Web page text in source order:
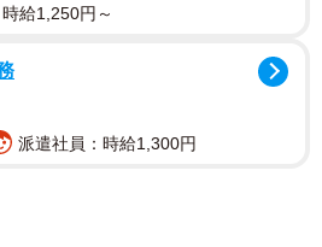
ースがしばしば発生するという。
らないよう、森山さんの会社で
火葬炉を自社開発し、魚類の火
るそうだ。
給1,250円～
派遣社員：時給1,300円